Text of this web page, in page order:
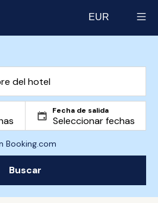
EUR
Fecha de salida
Booking.com
Buscar